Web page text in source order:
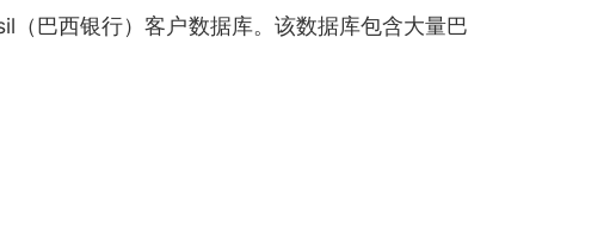
巴西银行）客户数据库。该数据库包含大量巴